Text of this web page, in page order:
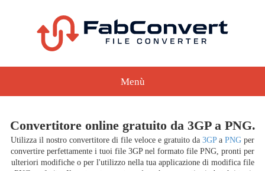
Menù
Convertitore online gratuito da 3GP a PNG.
Utilizza il nostro convertitore di file veloce e gratuito da 3GPa PNG per
convertire perfettamente i tuoi file 3GP nel formato file PNG, pronti per
ulteriori modifiche o per l'utilizzo nella tua applicazione di modifica file